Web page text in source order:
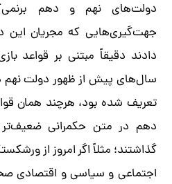
دولت‌های نهم و دهم
جهت‌گیری‌هایی که مجریان این
دادند دقیقاً مبتنی بر قواعد
سال‌های پیش از ظهور دولت
تعریف شده بود، هرچند همان
دهم در متن حکمرانی
گذاشتند؛ مثلاً اگر امروز از
اجتماعی و سیاسی و اقتصادی